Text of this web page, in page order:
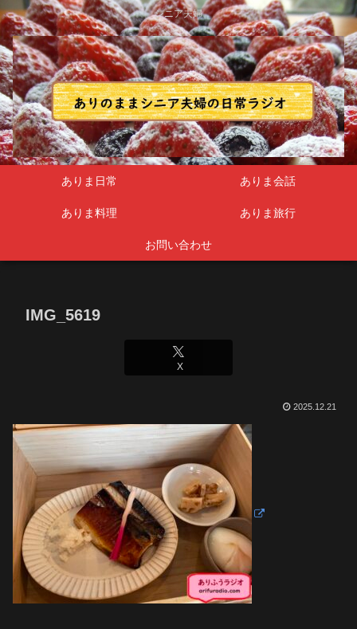
シニア夫婦
ありま日常 ありま会話
ありま料理 ありま旅行
お問い合わせ
IMG_5619
X
2025.12.21